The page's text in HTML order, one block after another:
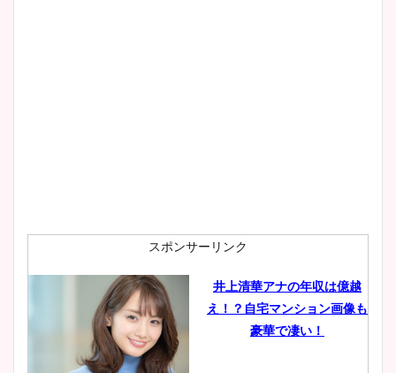
肉も凄い！
鈴木唯の太ってた時の体重が
ヤバすぎww原因や痩せたダ
スポンサーリンク
井上清華アナの年収は億越
え！？自宅マンション画像も
豪華で凄い！